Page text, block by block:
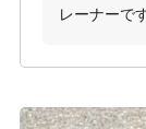
レーナーです